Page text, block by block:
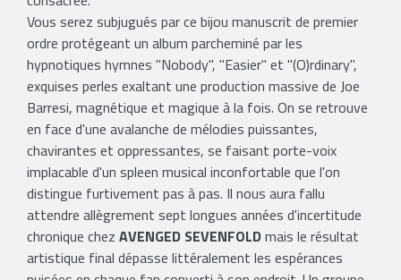
Vous serez subjugués par ce bijou manuscrit de premier
ordre protégeant un album parcheminé par les
hypnotiques hymnes "Nobody", "Easier" et "(O)rdinary",
exquises perles exaltant une production massive de Joe
Barresi, magnétique et magique à la fois. On se retrouve
en face d'une avalanche de mélodies puissantes,
chavirantes et oppressantes, se faisant porte-voix
implacable d'un spleen musical inconfortable que l'on
distingue furtivement pas à pas. Il nous aura fallu
attendre allègrement sept longues années d'incertitude
chronique chez AVENGED SEVENFOLDmais le résultat
artistique final dépasse littéralement les espérances